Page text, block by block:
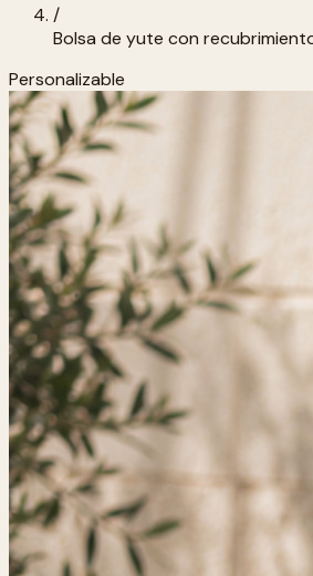
/
Bolsa de yute con
Personalizable